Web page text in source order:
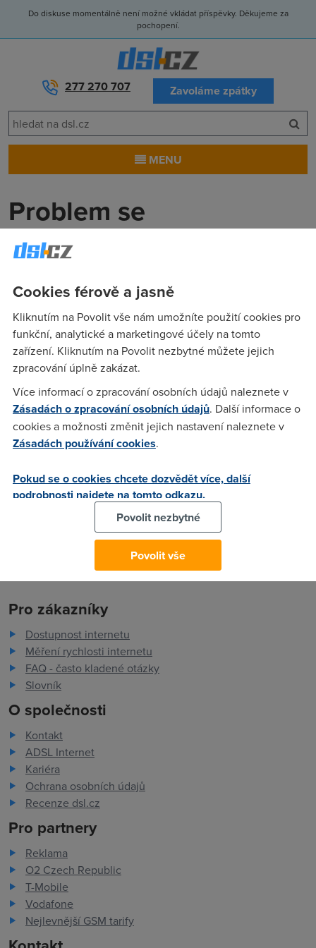
Do diskuse momentálně není možné vkládat příspěvky. Děkujeme za
pochopení.
277 270 707 Zavoláme zpátky
MENU
Problem se
stahovanim...
Mam problem se stahovanim... Nejde mi pres zadnyho
klienta stahnout data prej je to FUP portama u ADSL... Jenze
jsem si jeste pomalu nic nestahl akorat ze stranek... Tan net
mam ani ne mesic... dozvedel jsem se zo to urcitej cas
poustej ale nevim kdy abych mohl stahovat.. Vite to nekdo??
Potrebuju zjistit jestli muzu stahovat nebo ne... Kamos ma
taky ADSL a maj ho rozvedy po siti a normalne stahuje...
Napiste mi pls na e-mail....
dalsi z IOL(9.6.2005 10:16:23)
A to mas od koho to adsl? CTc nic neblokuje...
Pro zákazníky
Dostupnost internetu
Měření rychlosti internetu
FAQ - často kladené otázky
Slovník
O společnosti
Kontakt
ADSL Internet
Kariéra
Ochrana osobních údajů
Recenze dsl.cz
Pro partnery
Reklama
O2 Czech Republic
T-Mobile
Vodafone
Nejlevnější GSM tarify
Cookies férově a jasně
Kliknutím na Povolit vše nám umožníte použití cookies pro
funkční, analytické a marketingové účely na tomto
zařízení. Kliknutím na Povolit nezbytné můžete jejich
zpracování úplně zakázat.
Více informací o zpracování osobních údajů naleznete v
Zásadách o zpracování osobních údajů. Další informace o
cookies a možnosti změnit jejich nastavení naleznete v
Zásadách používání cookies.
Pokud se o cookies chcete dozvědět více, další
podrobnosti najdete na tomto odkazu.
Povolit nezbytné
Povolit vše